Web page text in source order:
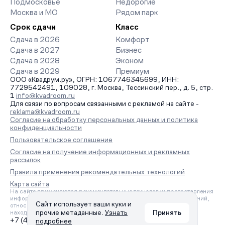
Подмосковье
Москва и МО
Недорогие
Рядом парк
Срок сдачи
Сдача в 2026
Сдача в 2027
Сдача в 2028
Сдача в 2029
Класс
Комфорт
Бизнес
Эконом
Премиум
ООО «Квадрум.ру», ОГРН: 1067746345699, ИНН:
7729542491, 109028, г. Москва, Тессинский пер., д. 5, стр.
1 info@kvadroom.ru
Для связи по вопросам связанными с рекламой на сайте -
reklama@kvadroom.ru
Согласие на обработку персональных данных и политика
конфиденциальности
Пользовательское соглашение
Согласие на получение информационных и рекламных
рассылок
Правила применения рекомендательных технологий
Карта сайта
На сайте применяются рекомендательные технологии предоставления
информации на основе сбора, систематизации и анализа сведений,
относящихся к предпочтениям пользователей сети «Интернет»,
находящихся на территории Российской Федерации.
+7 (495) 157-88-80
Сайт использует ваши куки и
прочие метаданные. Узнать
подробнее
Принять